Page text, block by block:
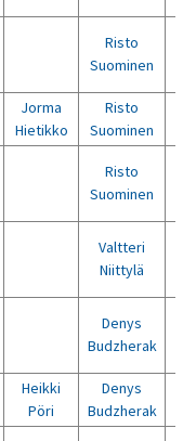
Risto
Suominen
Jorma
Hietikko
Risto
Suominen
Risto
Suominen
Valtteri
Niittylä
Denys
Budzherak
Heikki
Pöri
Denys
Budzherak